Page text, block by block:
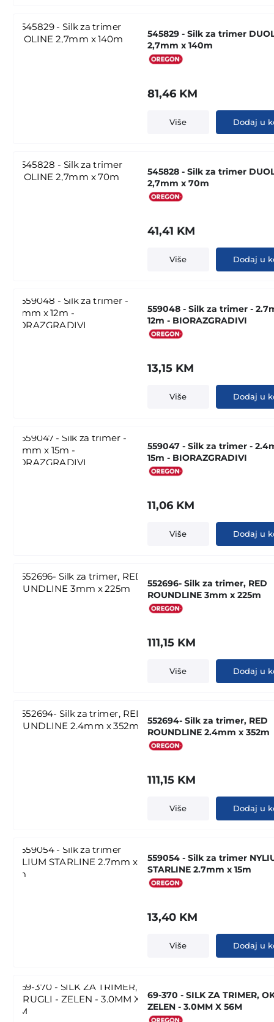
545829 - Silk za trimer
2,7mm x 140m
81,46 KM
Više Dodaj u
545828 - Silk za trimer
2,7mm x 70m
41,41 KM
Više Dodaj u
559048 - Silk za trimer -
12m - BIORAZGRADIVI
13,15 KM
Više Dodaj u
559047 - Silk za trimer -
15m - BIORAZGRADIVI
11,06 KM
Više Dodaj u
552696- Silk za trimer, RED
ROUNDLINE 3mm x 225m
111,15 KM
Više Dodaj u
552694- Silk za trimer, RED
ROUNDLINE 2.4mm x 352m
111,15 KM
Više Dodaj u
559054 - Silk za trimer
STARLINE 2.7mm x 15m
13,40 KM
Više Dodaj u
69-370 - SILK ZA TRIMER,
ZELEN - 3.0MM X 56M